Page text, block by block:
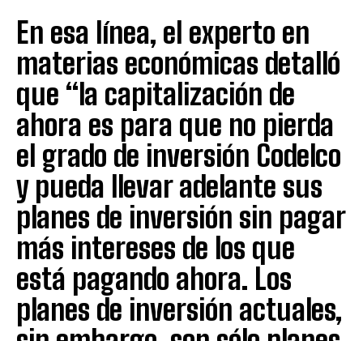
En esa línea, el experto en
materias económicas detalló
que “la capitalización de
ahora es para que no pierda
el grado de inversión Codelco
y pueda llevar adelante sus
planes de inversión sin pagar
más intereses de los que
está pagando ahora. Los
planes de inversión actuales,